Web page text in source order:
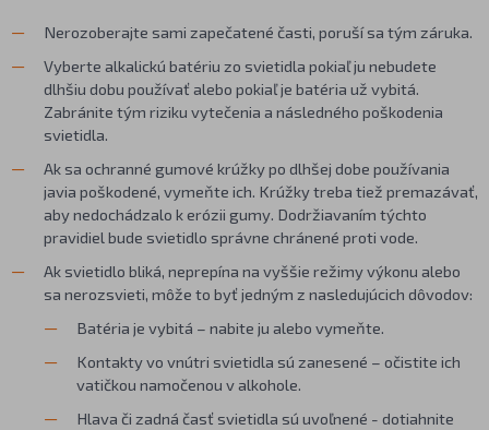
Nerozoberajte sami zapečatené časti, poruší sa tým záruka.
Vyberte alkalickú batériu zo svietidla pokiaľ ju nebudete
dlhšiu dobu používať alebo pokiaľ je batéria už vybitá.
Zabránite tým riziku vytečenia a následného poškodenia
svietidla.
Ak sa ochranné gumové krúžky po dlhšej dobe používania
javia poškodené, vymeňte ich. Krúžky treba tiež premazávať,
aby nedochádzalo k erózii gumy. Dodržiavaním týchto
pravidiel bude svietidlo správne chránené proti vode.
Ak svietidlo bliká, neprepína na vyššie režimy výkonu alebo
sa nerozsvieti, môže to byť jedným z nasledujúcich dôvodov:
Batéria je vybitá – nabite ju alebo vymeňte.
Kontakty vo vnútri svietidla sú zanesené – očistite ich
vatičkou namočenou v alkohole.
Hlava či zadná časť svietidla sú uvoľnené - dotiahnite